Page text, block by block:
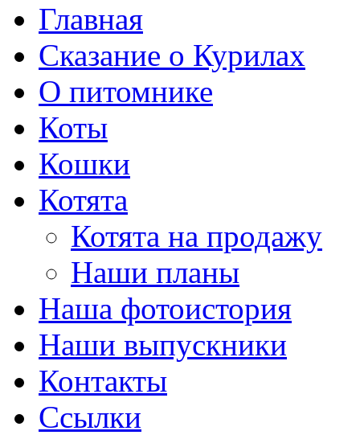
Главная
Сказание о Курилах
О питомнике
Коты
Кошки
Котята
Котята на продажу
Наши планы
Наша фотоистория
Наши выпускники
Контакты
Ссылки